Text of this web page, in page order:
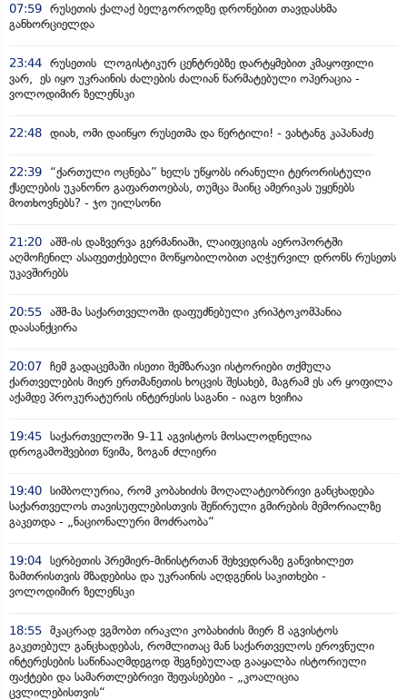
07:59 რუსეთის ქალაქ ბელგოროდზე დრონებით თავდასხმა
განხორციელდა
23:44 რუსეთის ლოგისტიკურ ცენტრებზე დარტყმებით კმაყოფილი
ვარ, ეს იყო უკრაინის ძალების ძალიან წარმატებული ოპერაცია -
ვოლოდიმირ ზელენსკი
22:48 დიახ, ომი დაიწყო რუსეთმა და წერტილი! - ვახტანგ კაპანაძე
22:39
“ქართული ოცნება” ხელს უწყობს ირანული ტერორისტული
ქსელების უკანონო გაფართოებას, თუმცა მაინც ამერიკას უყენებს
მოთხოვნებს? - ჯო უილსონი
21:20 აშშ-ის დაზვერვა გერმანიაში, ლაიფციგის აეროპორტში
აღმოჩენილ ასაფეთქებელი მოწყობილობით აღჭურვილ დრონს რუსეთს
უკავშირებს
20:55 აშშ-მა საქართველოში დაფუძნებული კრიპტოკომპანია
დაასანქცირა
20:07 ჩემ გადაცემაში ისეთი შემზარავი ისტორიები თქმულა
ქართველების მიერ ერთმანეთის ხოცვის შესახებ, მაგრამ ეს არ ყოფილა
აქამდე პროკურატურის ინტერესის საგანი - იაგო ხვიჩია
19:45 საქართველოში 9-11 აგვისტოს მოსალოდნელია
დროგამოშვებით წვიმა, ზოგან ძლიერი
19:40 სიმბოლურია, რომ კობახიძის მოღალატეობრივი განცხადება
საქართველოს თავისუფლებისთვის შეწირული გმირების მემორიალზე
გაკეთდა - „ნაციონალური მოძრაობა“
19:04 სერბეთის პრემიერ-მინისტრთან შეხვედრაზე განვიხილეთ
ზამთრისთვის მზადებისა და უკრაინის აღდგენის საკითხები -
ვოლოდიმირ ზელენსკი
18:55 მკაცრად ვგმობთ ირაკლი კობახიძის მიერ 8 აგვისტოს
გაკეთებულ განცხადებას, რომლითაც მან საქართველოს ეროვნული
ინტერესების საწინააღმდეგოდ შეგნებულად გააყალბა ისტორიული
ფაქტები და სამართლებრივი შეფასებები - „კოალიცია
ცვლილებისთვის“